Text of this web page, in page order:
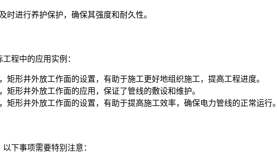
时进行养护保护，确保其强度和耐久性。
程中的应用实例：
矩形井外放工作面的设置，有助于施工更好地组织施工，提高工程进度。
矩形井外放工作面的应用，保证了管线的敷设和维护。
矩形井外放工作面的设置，有助于提高施工效率，确保电力管线的正常运行。
下事项需要特别注意：